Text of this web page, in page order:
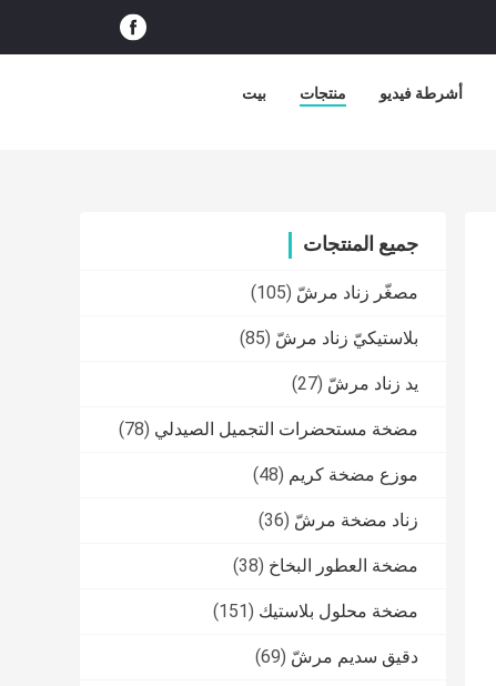
بيت منتجات أشرطة فيديو
جميع المنتجات
مصغّر زناد مرشّ (105)
بلاستيكيّ زناد مرشّ (85)
يد زناد مرشّ (27)
مضخة مستحضرات التجميل الصيدلي (78)
موزع مضخة كريم (48)
زناد مضخة مرشّ (36)
مضخة العطور البخاخ (38)
مضخة محلول بلاستيك (151)
دقيق سديم مرشّ (69)